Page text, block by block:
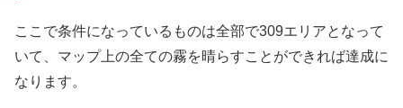
ここで条件になっているものは全部で309エリアとなって
いて、マップ上の全ての霧を晴らすことができれば達成に
なります。